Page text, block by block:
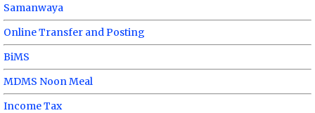
Samanwaya
Online Transfer and Posting
BiMS
MDMS Noon Meal
Income Tax